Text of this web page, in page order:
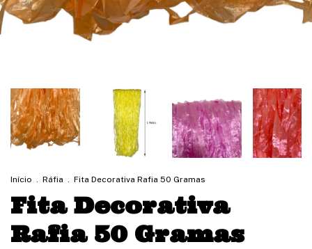
Início . Ráfia . Fita Decorativa Rafia 50 Gramas
Fita Decorativa
Rafia 50 Gramas